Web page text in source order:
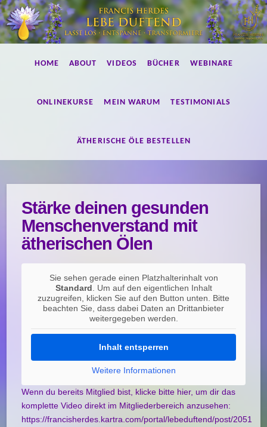
duftend!
HOME ABOUT VIDEOS BÜCHER WEBINARE
ONLINEKURSE MEIN WARUM TESTIMONIALS
ÄTHERISCHE ÖLE BESTELLEN
Stärke deinen gesunden
Menschenverstand mit
ätherischen Ölen
Sie sehen gerade einen Platzhalterinhalt von
Standard . Um auf den eigentlichen Inhalt
zuzugreifen, klicken Sie auf den Button unten. Bitte
beachten Sie, dass dabei Daten an Drittanbieter
weitergegeben werden.
Inhalt entsperren
Weitere Informationen
Wenn du bereits Mitglied bist, klicke bitte hier, um dir das
komplette Video direkt im Mitgliederbereich anzusehen:
https://francisherdes.kartra.com/portal/lebeduftend/post/2051